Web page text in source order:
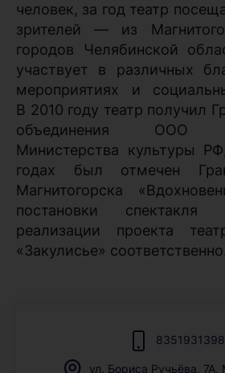
ул. Бориса Ручьёва, 7А,
человек, за год театр
зрителей — из
городов Челябинской
участвует в различных
мероприятиях и
В 2010 году театр получил
объединения ООО
Министерства культуры
годах был отмечен
Магнитогорска
постановки спектакля
реализации проекта
«Закулисье» соответственно.